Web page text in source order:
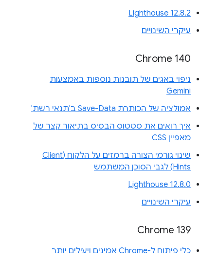
Lighthouse 12.8.2
עיקרי השינויים
Chrome 140
ניפוי באגים של תובנות נוספות באמצעות
Gemini
אמולציה של הכותרת Save-Data ב'תנאי רשת'
איך רואים את סטטוס הבסיס בתיאור קצר של
מאפיין CSS
שינוי גורמי הצורה ברמזים על הלקוח (Client
Hints) לגבי הסוכן המשתמש
Lighthouse 12.8.0
עיקרי השינויים
Chrome 139
כלי פיתוח ל-Chrome אמינים ויעילים יותר